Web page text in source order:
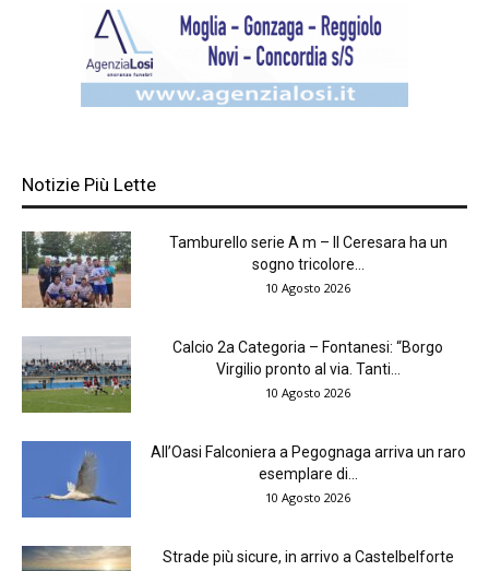
Notizie Più Lette
Tamburello serie A m – Il Ceresara ha un
sogno tricolore...
10 Agosto 2026
Calcio 2a Categoria – Fontanesi: “Borgo
Virgilio pronto al via. Tanti...
10 Agosto 2026
All’Oasi Falconiera a Pegognaga arriva un raro
esemplare di...
10 Agosto 2026
Strade più sicure, in arrivo a Castelbelforte